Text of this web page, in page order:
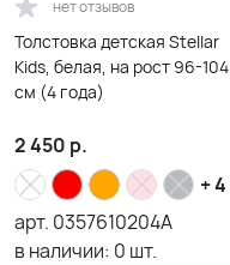
нет отзывов
Толстовка детская Stellar
Kids, белая, на рост 96-104
см (4 года)
2 450 р.
+ 4
арт. 0357610204A
в наличии: 0 шт.